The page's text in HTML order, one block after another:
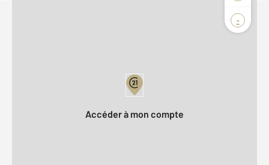
-
Accéder à mon compte